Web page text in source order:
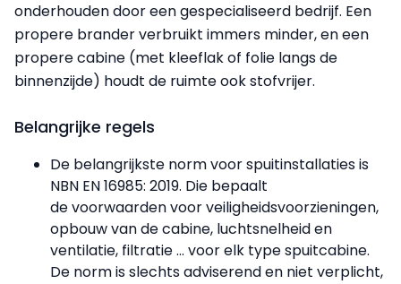
onderhouden door een gespecialiseerd bedrijf. Een
propere brander verbruikt immers minder, en een
propere cabine (met kleeflak of folie langs de
binnenzijde) houdt de ruimte ook stofvrijer.
Belangrijke regels
De belangrijkste norm voor spuitinstallaties is
NBN EN 16985: 2019. Die bepaalt
de voorwaarden voor veiligheidsvoorzieningen,
opbouw van de cabine, luchtsnelheid en
ventilatie, filtratie ... voor elk type spuitcabine.
De norm is slechts adviserend en niet verplicht,